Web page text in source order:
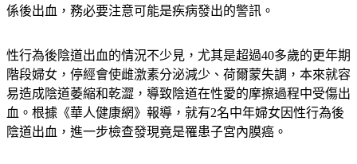
女孩們注意！如果不是近期要來月經、也不是處女，發生性關
性行為後陰道出血的情況不少見，尤其是超過40多歲的更年期
階段婦女，停經會使雌激素分泌減少、荷爾蒙失調，本來就容
易造成陰道萎縮和乾澀，導致陰道在性愛的摩擦過程中受傷出
血。根據《華人健康網》報導，就有2名中年婦女因性行為後